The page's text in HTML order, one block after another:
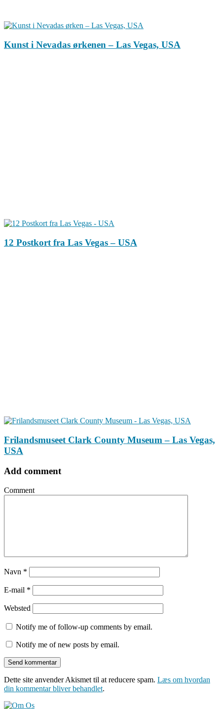
Kunst i Nevadas ørkenen – Las Vegas, USA
12 Postkort fra Las Vegas – USA
Frilandsmuseet Clark County Museum – Las Vegas,
USA
Add comment
Comment
Navn *
E-mail *
Websted
Notify me of follow-up comments by email.
Notify me of new posts by email.
Dette site anvender Akismet til at reducere spam. Læs om hvordan
din kommentar bliver behandlet.